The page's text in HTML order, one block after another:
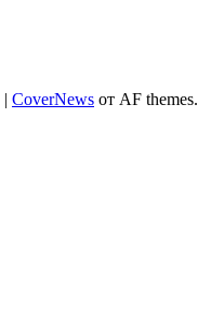
| CoverNews от AF themes.